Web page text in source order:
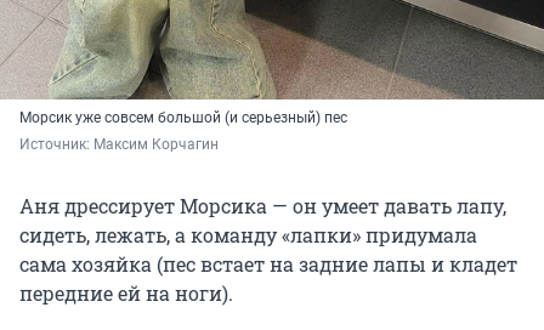
Морсик уже совсем большой (и серьезный) пес
Источник: Максим Корчагин
Аня дрессирует Морсика — он умеет давать лапу,
сидеть, лежать, а команду «лапки» придумала
сама хозяйка (пес встает на задние лапы и кладет
передние ей на ноги).